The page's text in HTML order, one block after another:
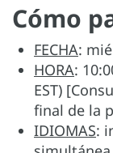
Cómo
FECHA:
HORA:
EST)
final de la
IDIOMAS: